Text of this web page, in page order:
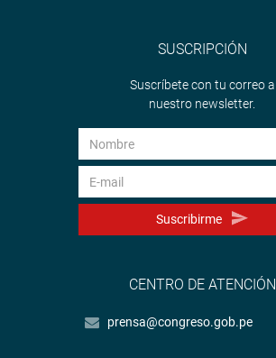
SUSCRIPCIÓN
Suscríbete con tu correo a
nuestro newsletter.
Suscribirme
CENTRO DE ATENCIÓN
prensa@congreso.gob.pe